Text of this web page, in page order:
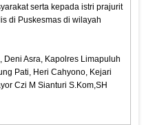
serta kepada istri prajurit
di Puskesmas di wilayah
Deni Asra, Kapolres Limapuluh
Pati, Heri Cahyono, Kejari
Czi M Sianturi S.Kom,SH